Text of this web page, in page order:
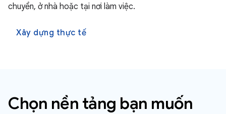
chuyển, ở nhà hoặc tại nơi làm việc.
Xây dựng thực tế
Chọn nền tảng bạn muốn